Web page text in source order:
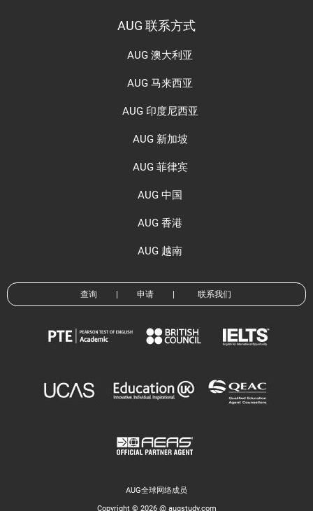
AUG 联系方式
AUG 澳大利亚
AUG 马来西亚
AUG 印度尼西亚
AUG 新加坡
AUG 菲律宾
AUG 中国
AUG 香港
AUG 越南
查询 申请 联系我们
AUG全球网络成员
Copyright © 2026 @ augstudy.com